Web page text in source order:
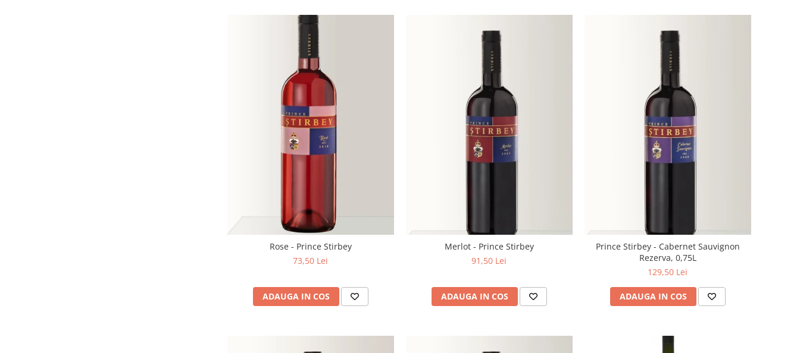
Rose - Prince Stirbey
73,50 Lei
ADAUGA IN COS
Merlot - Prince Stirbey
91,50 Lei
ADAUGA IN COS
Prince Stirbey - Cabernet Sauvignon
Rezerva, 0,75L
129,50 Lei
ADAUGA IN COS